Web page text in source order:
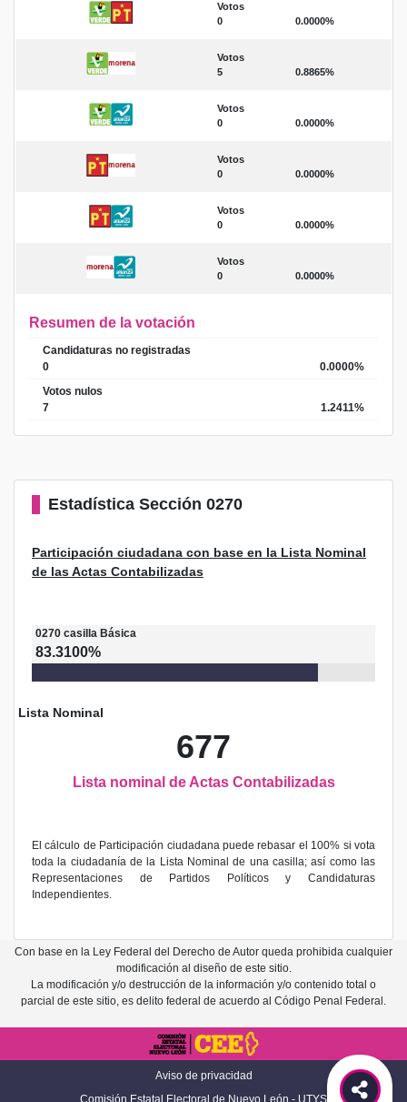
Votos
0
0.0000%
Votos
5
0.8865%
Votos
0
0.0000%
Votos
0
0.0000%
Votos
0
0.0000%
Votos
0
0.0000%
Resumen de la votación
Candidaturas no registradas
0
0.0000%
Votos nulos
7
1.2411%
Estadística Sección 0270
Participación ciudadana con base en la Lista Nominal
de las Actas Contabilizadas
0270 casilla Básica
83.3100%
Lista Nominal
677
Lista nominal de Actas Contabilizadas
El cálculo de Participación ciudadana puede rebasar el 100% si vota
toda la ciudadanía de la Lista Nominal de una casilla; así como las
Representaciones de Partidos Políticos y Candidaturas
Independientes.
Con base en la Ley Federal del Derecho de Autor queda prohibida cualquier
modificación al diseño de este sitio.
La modificación y/o destrucción de la información y/o contenido total o
parcial de este sitio, es delito federal de acuerdo al Código Penal Federal.
Aviso de privacidad
Comisión Estatal Electoral de Nuevo León - UTYS